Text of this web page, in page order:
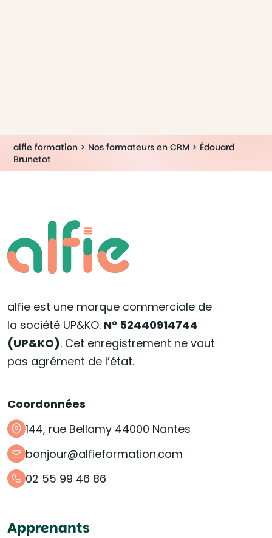
alfie formation > Nos formateurs en CRM > Édouard
Brunetot
alfie est une marque commerciale de
la société UP&KO. N° 52440914744
(UP&KO). Cet enregistrement ne vaut
pas agrément de l’état.
Coordonnées
144, rue Bellamy 44000 Nantes
bonjour@alfieformation.com
02 55 99 46 86
Apprenants